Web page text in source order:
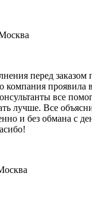
перед заказом
компания проявила
все
лучше. Все
и без обмана с